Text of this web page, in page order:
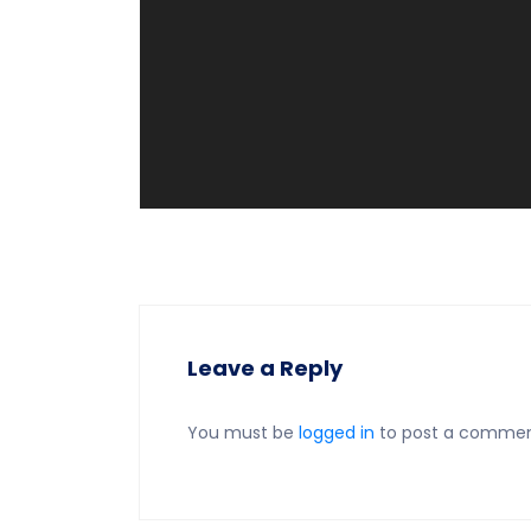
Leave a Reply
You must be logged in to post a